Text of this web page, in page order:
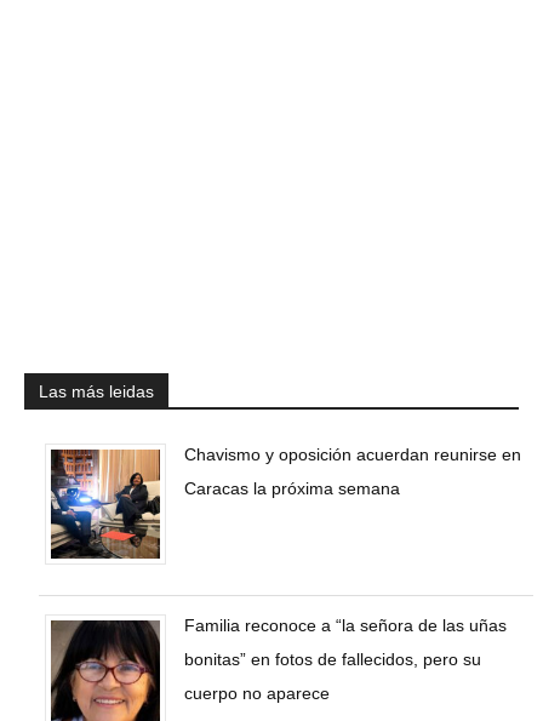
Las más leidas
Chavismo y oposición acuerdan reunirse en
Caracas la próxima semana
Familia reconoce a “la señora de las uñas
bonitas” en fotos de fallecidos, pero su
cuerpo no aparece